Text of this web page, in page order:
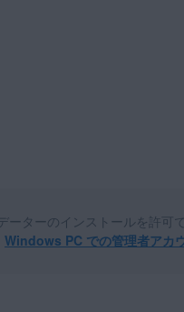
ーターのインストールを許可
Windows PC での管理者アカ